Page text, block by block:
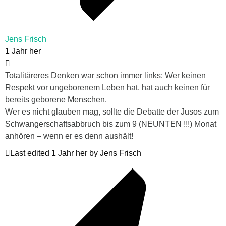
Jens Frisch
1 Jahr her
Totalitäreres Denken war schon immer links: Wer keinen
Respekt vor ungeborenem Leben hat, hat auch keinen für
bereits geborene Menschen.
Wer es nicht glauben mag, sollte die Debatte der Jusos zum
Schwangerschaftsabbruch bis zum 9 (NEUNTEN !!!) Monat
anhören – wenn er es denn aushält!
Last edited 1 Jahr her by Jens Frisch